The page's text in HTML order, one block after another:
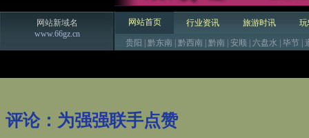
网站新域名
www.66gz.cn
网站首页 行业资讯 旅游时讯 玩
贵阳 黔东南 黔西南 黔南 安顺 六盘水 毕节
评论： 为强强联手点赞